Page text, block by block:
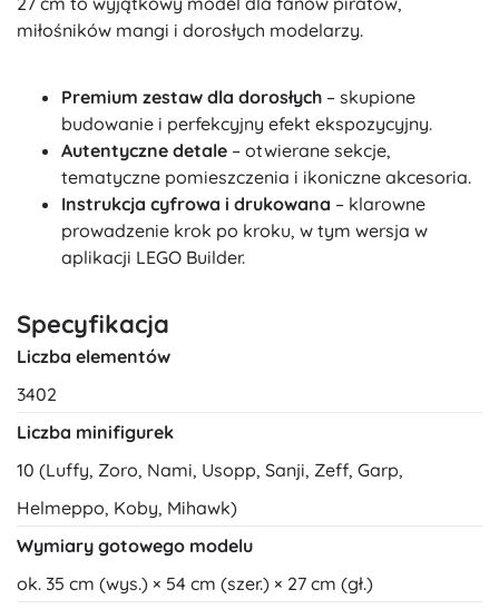
miłośników mangi i dorosłych modelarzy.
Premium zestaw dla dorosłych – skupione
budowanie i perfekcyjny efekt ekspozycyjny.
Autentyczne detale – otwierane sekcje,
tematyczne pomieszczenia i ikoniczne akcesoria.
Instrukcja cyfrowa i drukowana – klarowne
prowadzenie krok po kroku, w tym wersja w
aplikacji LEGO Builder.
Specyfikacja
Liczba elementów
3402
Liczba minifigurek
10 (Luffy, Zoro, Nami, Usopp, Sanji, Zeff, Garp,
Helmeppo, Koby, Mihawk)
Wymiary gotowego modelu
ok. 35 cm (wys.) × 54 cm (szer.) × 27 cm (gł.)